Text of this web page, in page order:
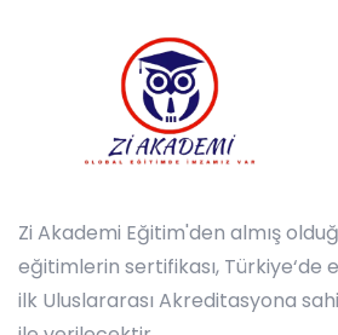
Zi Akademi Eğitim'den almış
eğitimlerin sertifikası, Türkiye‘de
ilk Uluslararası Akreditasyona